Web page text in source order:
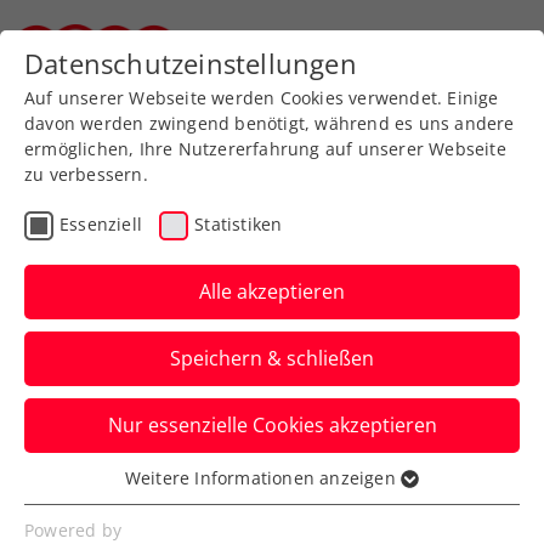
Zurück zur Newsübersicht
ATP
Die Jugend zeigt auf: ITF-
Turniersiege für
Behrmann und Berenz
Zudem verzeichnet Alexander Gschiel auf
internationaler U18-Ebene immerhin
Datenschutzeinstellungen
Auf unserer Webseite werden Cookies verwendet. Einige
davon werden zwingend benötigt, während es uns andere
ermöglichen, Ihre Nutzererfahrung auf unserer Webseite
zu verbessern.
Essenziell Statistiken
Alle akzeptieren
Speichern & schließen
Nur essenzielle Cookies akzeptieren
Essenziell
Essenzielle Cookies werden für grundlegende
Weitere Informationen anzeigen
Powered by